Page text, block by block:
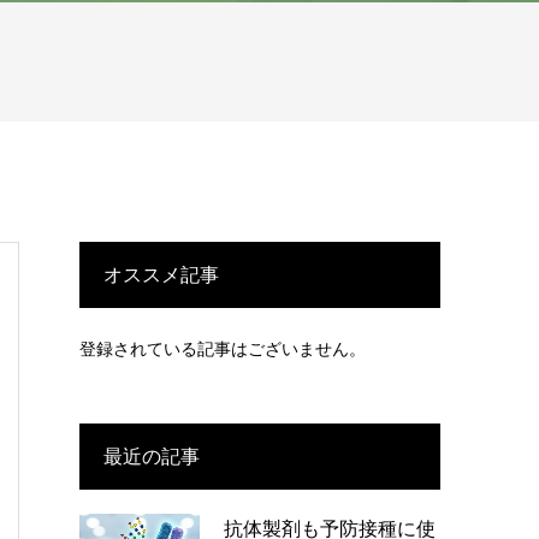
オススメ記事
登録されている記事はございません。
最近の記事
抗体製剤も予防接種に使